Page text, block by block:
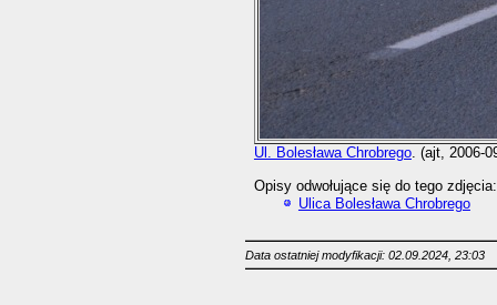
Ul. Bolesława Chrobrego. (ajt, 2006-
Opisy odwołujące się do tego zdjęcia:
Ulica Bolesława Chrobrego
Data ostatniej modyfikacji: 02.09.2024, 23:03